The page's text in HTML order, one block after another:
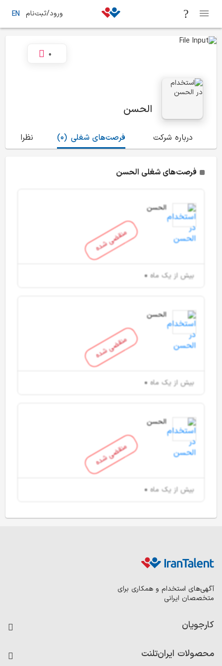
ورود/ثبت‌نام EN
الحسن
0
درباره شرکت (0) فرصت‌های شغلی نظرات
فرصت‌های شغلی الحسن
منقضی شده
الحسن
بیش از یک ماه
منقضی شده
الحسن
بیش از یک ماه
منقضی شده
الحسن
بیش از یک ماه
آگهی‌های استخدام و همکاری برای
متخصصان ایرانی
کارجویان
رزومه ساز
محصولات ایران‌تلنت